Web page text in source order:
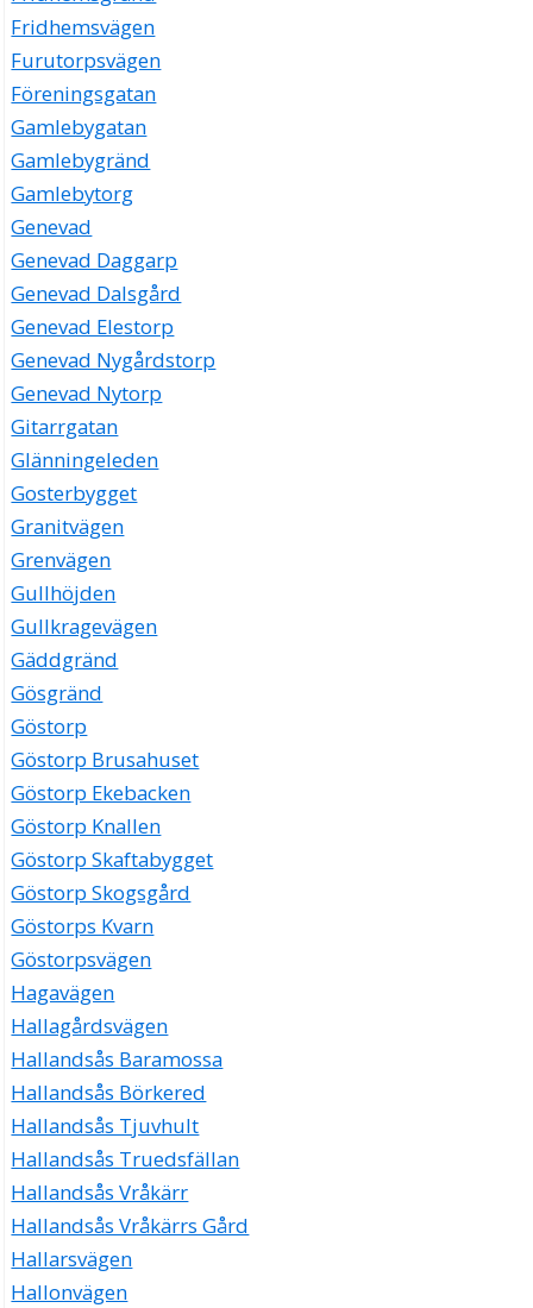
Fridhemsvägen
Furutorpsvägen
Föreningsgatan
Gamlebygatan
Gamlebygränd
Gamlebytorg
Genevad
Genevad Daggarp
Genevad Dalsgård
Genevad Elestorp
Genevad Nygårdstorp
Genevad Nytorp
Gitarrgatan
Glänningeleden
Gosterbygget
Granitvägen
Grenvägen
Gullhöjden
Gullkragevägen
Gäddgränd
Gösgränd
Göstorp
Göstorp Brusahuset
Göstorp Ekebacken
Göstorp Knallen
Göstorp Skaftabygget
Göstorp Skogsgård
Göstorps Kvarn
Göstorpsvägen
Hagavägen
Hallagårdsvägen
Hallandsås Baramossa
Hallandsås Börkered
Hallandsås Tjuvhult
Hallandsås Truedsfällan
Hallandsås Vråkärr
Hallandsås Vråkärrs Gård
Hallarsvägen
Hallonvägen